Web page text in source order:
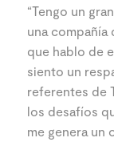
“Tengo un
una
que hablo de
siento un
referentes de
los desafíos
me genera un